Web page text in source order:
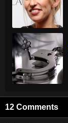
12 Comments